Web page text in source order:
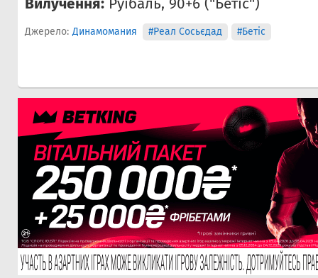
Вилучення: Руїбаль, 90+6 ("Бетіс")
Джерело: Динамомания #Реал Сосьєдад #Бетіс